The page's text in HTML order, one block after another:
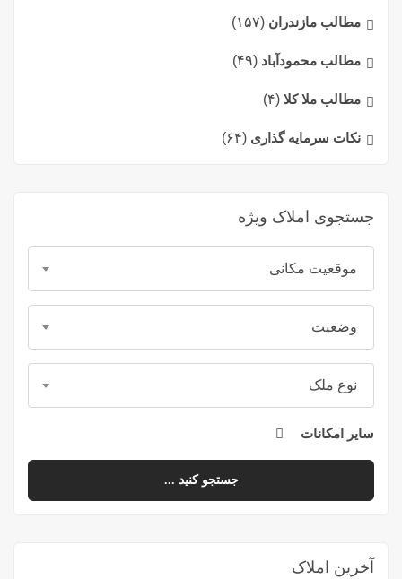
مطالب مازندران (۱۵۷)
مطالب محمودآباد (۴۹)
مطالب ملا کلا (۴)
نکات سرمایه گذاری (۶۴)
جستجوی املاک ویژه
موقعیت مکانی
وضعیت
نوع ملک
سایر امکانات
جستجو کنید ...
آخرین املاک